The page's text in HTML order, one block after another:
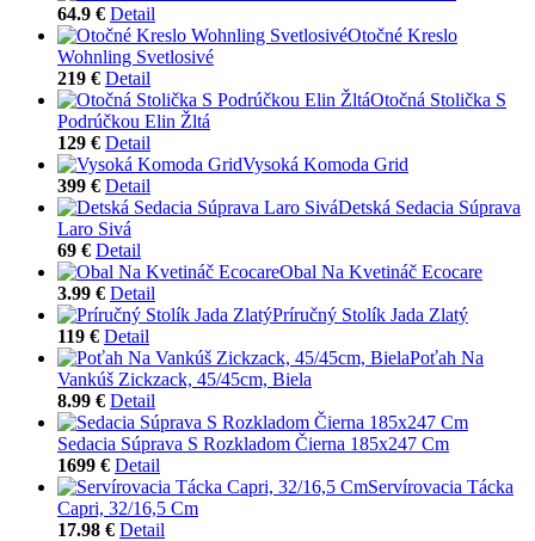
64.9 € Detail
Otočné Kreslo
Wohnling Svetlosivé
219 € Detail
Otočná Stolička S
Podrúčkou Elin Žltá
129 € Detail
Vysoká Komoda Grid
399 € Detail
Detská Sedacia Súprava
Laro Sivá
69 € Detail
Obal Na Kvetináč Ecocare
3.99 € Detail
Príručný Stolík Jada Zlatý
119 € Detail
Poťah Na
Vankúš Zickzack, 45/45cm, Biela
8.99 € Detail
Sedacia Súprava S Rozkladom Čierna 185x247 Cm
1699 € Detail
Servírovacia Tácka
Capri, 32/16,5 Cm
17.98 € Detail